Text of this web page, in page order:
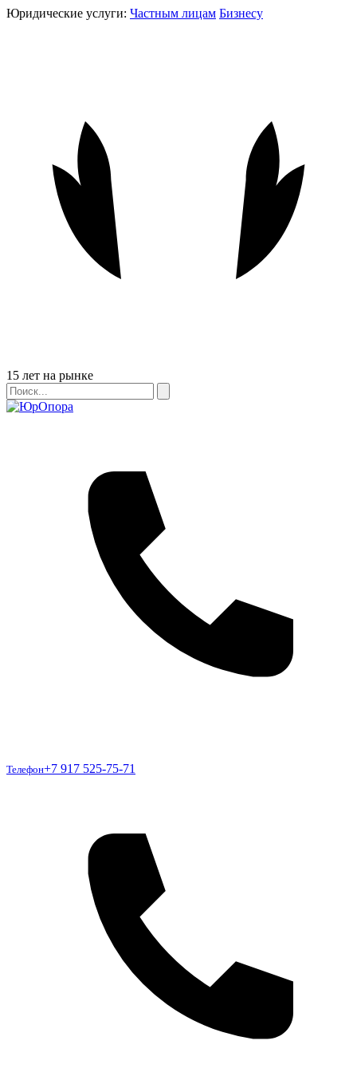
Юридические услуги: Частным лицам Бизнесу
Бейдж
15 лет на рынке
Поиск
Поиск
Телефон
Телефон+7 917 525-75-71